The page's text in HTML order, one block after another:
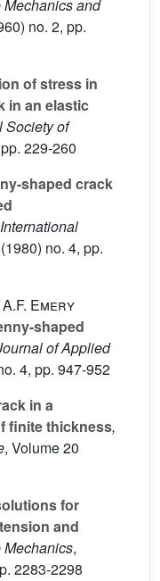
Mechanics and
no. 2, pp.
of stress in
in an elastic
Society of
229-260
shaped crack
(1980) no. 4, pp.
Emery
shaped
of Applied
4, pp. 947-952
in a
finite thickness,
, Volume 20
for
and
Mechanics,
2283-2298